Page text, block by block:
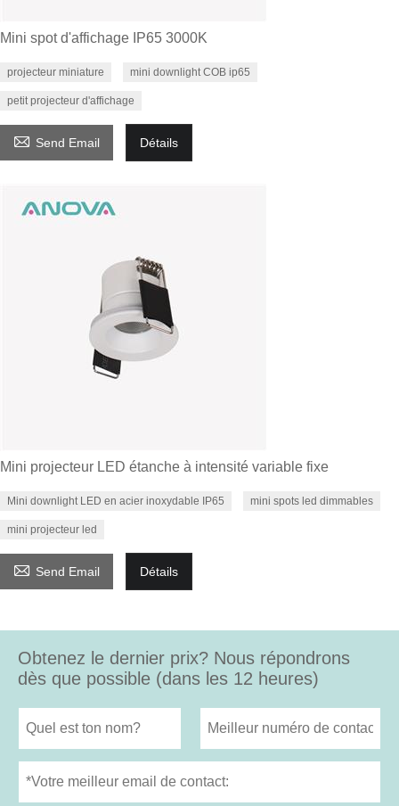
Mini spot d'affichage IP65 3000K
projecteur miniature mini downlight COB ip65
petit projecteur d'affichage
 Send Email Détails
Mini projecteur LED étanche à intensité variable fixe
Mini downlight LED en acier inoxydable IP65 mini spots led dimmables
mini projecteur led
 Send Email Détails
Obtenez le dernier prix? Nous répondrons
dès que possible (dans les 12 heures)